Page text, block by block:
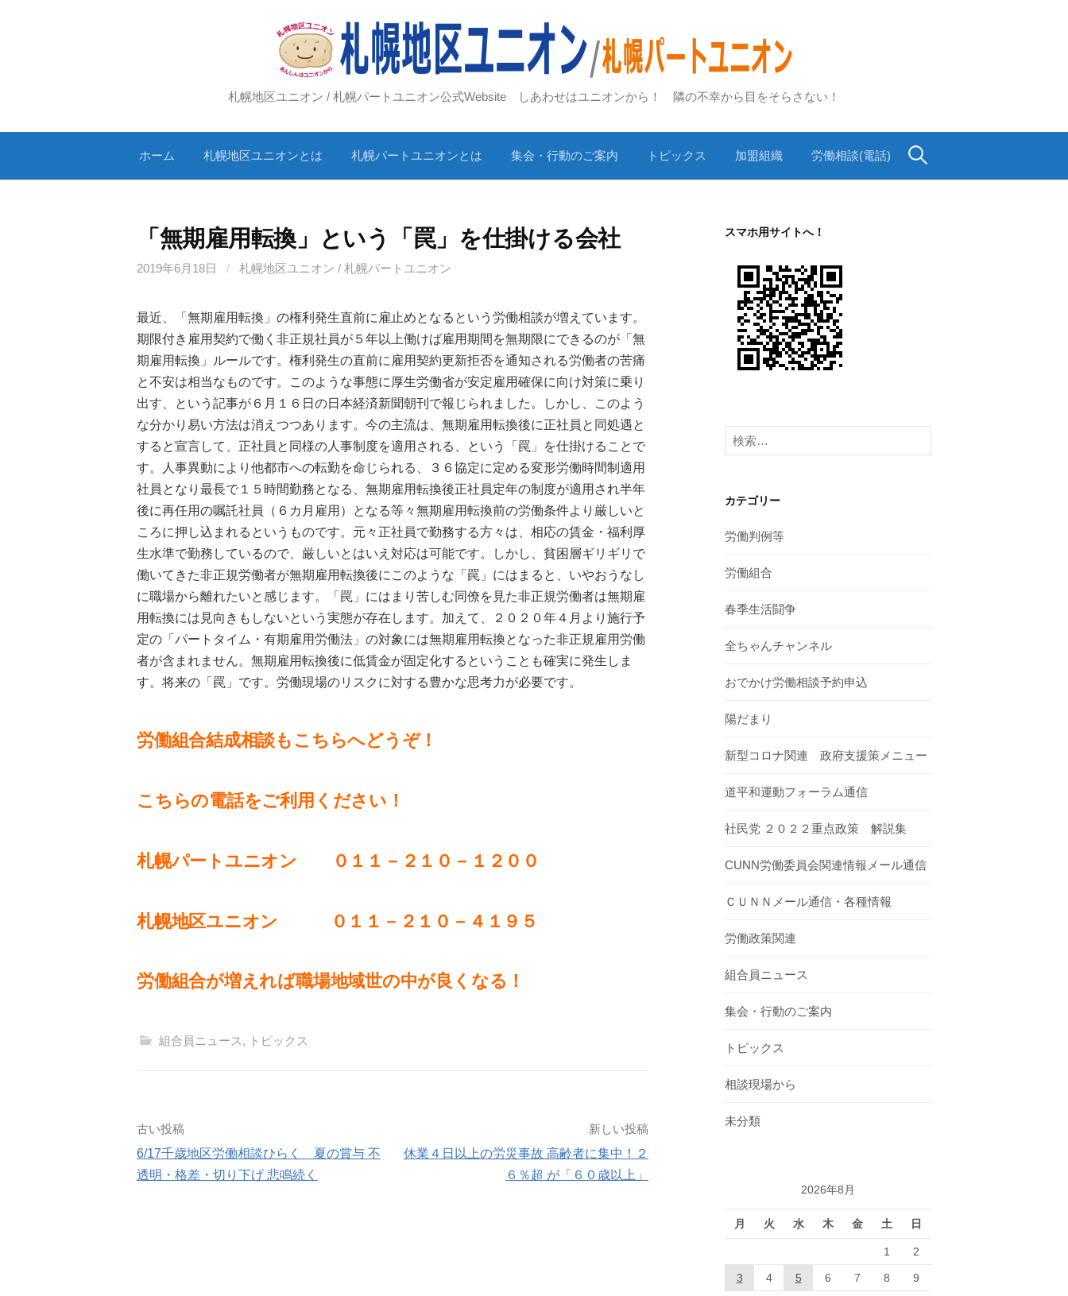
ッ
札幌地区ユニオン / 札幌パートユニオン公式Website しあわせはユニオンから！ 隣の不幸から目をそらさない！
ホーム 札幌地区ユニオンとは 札幌パートユニオンとは 集会・行動のご案内 トピックス 加盟組織 労働相談(電話) 検
「無期雇用転換」という「罠」を仕掛ける会社
2019年6月18日 / 札幌地区ユニオン / 札幌パートユニオン
最近、「無期雇用転換」の権利発生直前に雇止めとなるという労働相談が増えています。
期限付き雇用契約で働く非正規社員が５年以上働けば雇用期間を無期限にできるのが「無
期雇用転換」ルールです。権利発生の直前に雇用契約更新拒否を通知される労働者の苦痛
と不安は相当なものです。このような事態に厚生労働省が安定雇用確保に向け対策に乗り
出す、という記事が６月１６日の日本経済新聞朝刊で報じられました。しかし、このよう
な分かり易い方法は消えつつあります。今の主流は、無期雇用転換後に正社員と同処遇と
すると宣言して、正社員と同様の人事制度を適用される、という「罠」を仕掛けることで
す。人事異動により他都市への転勤を命じられる、３６協定に定める変形労働時間制適用
社員となり最長で１５時間勤務となる、無期雇用転換後正社員定年の制度が適用され半年
後に再任用の嘱託社員（６カ月雇用）となる等々無期雇用転換前の労働条件より厳しいと
ころに押し込まれるというものです。元々正社員で勤務する方々は、相応の賃金・福利厚
生水準で勤務しているので、厳しいとはいえ対応は可能です。しかし、貧困層ギリギリで
働いてきた非正規労働者が無期雇用転換後にこのような「罠」にはまると、いやおうなし
に職場から離れたいと感じます。「罠」にはまり苦しむ同僚を見た非正規労働者は無期雇
用転換には見向きもしないという実態が存在します。加えて、２０２０年４月より施行予
定の「パートタイム・有期雇用労働法」の対象には無期雇用転換となった非正規雇用労働
者が含まれません。無期雇用転換後に低賃金が固定化するということも確実に発生しま
す。将来の「罠」です。労働現場のリスクに対する豊かな思考力が必要です。
労働組合結成相談もこちらへどうぞ！
こちらの電話をご利用ください！
札幌パートユニオン ０１１－２１０－１２００
札幌地区ユニオン ０１１－２１０－４１９５
労働組合が増えれば職場地域世の中が良くなる！
組合員ニュース , トピックス
投
稿
古い投稿
6/17千歳地区労働相談ひらく 夏の賞与 不
透明・格差・切り下げ 悲鳴続く
新しい投稿
休業４日以上の労災事故 高齢者に集中！２
６％超 が「６０歳以上」
スマホ用サイトへ！
検
索:
カテゴリー
労働判例等
労働組合
春季生活闘争
全ちゃんチャンネル
おでかけ労働相談予約申込
陽だまり
新型コロナ関連 政府支援策メニュー
道平和運動フォーラム通信
社民党 ２０２２重点政策 解説集
CUNN労働委員会関連情報メール通信
ＣＵＮＮメール通信・各種情報
労働政策関連
組合員ニュース
集会・行動のご案内
トピックス
相談現場から
未分類
2026年8月
月 火 水 木 金 土 日
1 2
3 4 5 6 7 8 9